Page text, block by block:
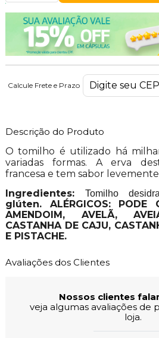
Calcule Frete e Prazo
Descrição do Produto
O tomilho é utilizado há
variadas formas. A erva
francesa e tem sabor
Ingredientes: Tomilho
glúten. ALÉRGICOS: PODE
AMENDOIM, AVELÃ,
CASTANHA DE CAJU,
E PISTACHE.
Avaliações dos Clientes
Nossos clientes
veja algumas avaliações de
loja.